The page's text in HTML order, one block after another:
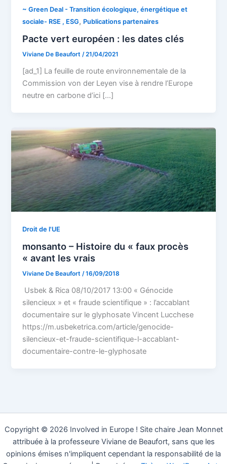
~ Green Deal - Transition écologique, énergétique et
sociale- RSE , ESG, Publications partenaires
Pacte vert européen : les dates clés
Viviane De Beaufort/21/04/2021
[ad_1] La feuille de route environnementale de la
Commission von der Leyen vise à rendre l’Europe
neutre en carbone d’ici […]
Droit de l'UE
monsanto – Histoire du « faux procès
« avant les vrais
Viviane De Beaufort/16/09/2018
Usbek & Rica 08/10/2017 13:00 « Génocide
silencieux » et « fraude scientifique » : l’accablant
documentaire sur le glyphosate Vincent Lucchese
https://m.usbeketrica.com/article/genocide-
silencieux-et-fraude-scientifique-l-accablant-
documentaire-contre-le-glyphosate
Copyright © 2026 Involved in Europe ! Site chaire Jean Monnet
attribuée à la professeure Viviane de Beaufort, sans que les
opinions émises n'impliquent cependant la responsabilité de la